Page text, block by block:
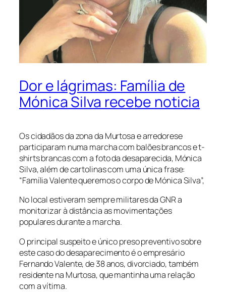
Dor e lágrimas: Família de
Mónica Silva recebe noticia
Os cidadãos da zona da Murtosa e arredorese
participaram numa marcha com balões brancos e t-
shirts brancas com a foto da desaparecida, Mónica
Silva, além de cartolinas com uma única frase:
“Família Valente queremos o corpo de Mónica Silva”,
No local estiveram sempre militares da GNR a
monitorizar à distância as movimentações
populares durante a marcha.
O principal suspeito e único preso preventivo sobre
este caso do desaparecimento é o empresário
Fernando Valente, de 38 anos, divorciado, também
residente na Murtosa, que mantinha uma relação
com a vítima.